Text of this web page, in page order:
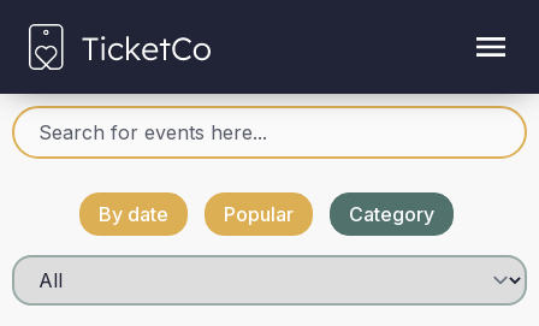
By date Popular Category